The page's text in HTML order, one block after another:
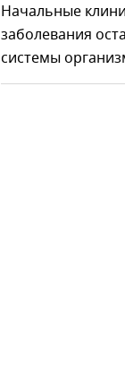
Начальные
заболевания
системы